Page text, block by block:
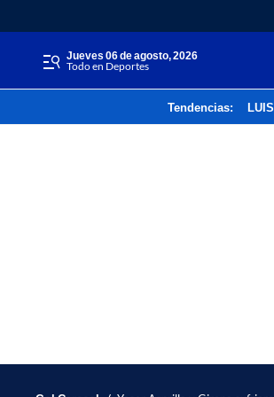
jueves 06 de agosto, 2026
Todo en Deportes
Tendencias: